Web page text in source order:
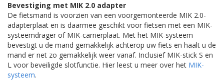
Bevestiging met MIK 2.0 adapter
De fietsmand is voorzien van een voorgemonteerde MIK 2.0-
adapterplaat en is daarmee geschikt voor fietsen met een MIK-
systeemdrager of MIK-carrierplaat. Met het MIK-systeem
bevestigt u de mand gemakkelijk achterop uw fiets en haalt u de
mand er net zo gemakkelijk weer vanaf. Inclusief MIK-stick S en
L voor beveiligde slotfunctie. Hier leest u meer over het MIK-
systeem.